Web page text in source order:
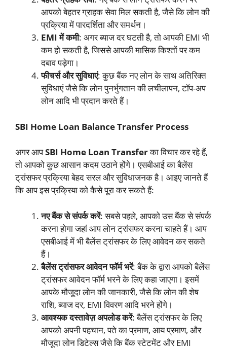
आपको बेहतर ग्राहक सेवा मिल सकती है, जैसे कि लोन की
प्रक्रिया में पारदर्शिता और समर्थन।
EMI में कमी: अगर ब्याज दर घटती है, तो आपकी EMI भी
कम हो सकती है, जिससे आपकी मासिक किश्तों पर कम
दबाव पड़ेगा।
फीचर्स और सुविधाएं: कुछ बैंक नए लोन के साथ अतिरिक्त
सुविधाएं जैसे कि लोन पुनर्भुगतान की लचीलापन, टॉप-अप
लोन आदि भी प्रदान करते हैं।
SBI Home Loan Balance Transfer Process
अगर आपSBI Home Loan Transferका विचार कर रहे हैं,
तो आपको कुछ आसान कदम उठाने होंगे। एसबीआई का बैलेंस
ट्रांसफर प्रक्रिया बेहद सरल और सुविधाजनक है। आइए जानते हैं
कि आप इस प्रक्रिया को कैसे पूरा कर सकते हैं:
नए बैंक से संपर्क करें: सबसे पहले, आपको उस बैंक से संपर्क
करना होगा जहां आप लोन ट्रांसफर करना चाहते हैं। आप
एसबीआई में भी बैलेंस ट्रांसफर के लिए आवेदन कर सकते
हैं।
बैलेंस ट्रांसफर आवेदन फॉर्म भरें: बैंक के द्वारा आपको बैलेंस
ट्रांसफर आवेदन फॉर्म भरने के लिए कहा जाएगा। इसमें
आपके मौजूदा लोन की जानकारी, जैसे कि लोन की शेष
राशि, ब्याज दर, EMI विवरण आदि भरने होंगे।
आवश्यक दस्तावेज़ अपलोड करें: बैलेंस ट्रांसफर के लिए
आपको अपनी पहचान, पते का प्रमाण, आय प्रमाण, और
मौजूदा लोन डिटेल्स जैसे कि बैंक स्टेटमेंट और EMI